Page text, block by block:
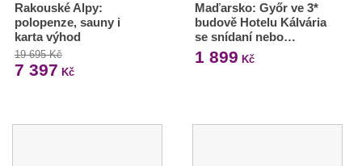
Rakouské Alpy:
polopenze, sauny i
karta výhod
19 695 Kč
7 397 Kč
Maďarsko: Győr ve 3*
budově Hotelu Kálvária
se snídaní nebo…
1 899 Kč